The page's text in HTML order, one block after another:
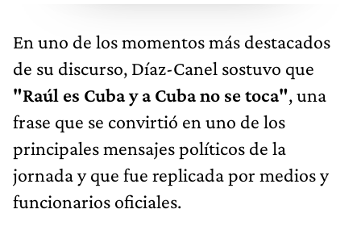
En uno de los momentos más destacados
de su discurso, Díaz-Canel sostuvo que
"Raúl es Cuba y a Cuba no se toca", una
frase que se convirtió en uno de los
principales mensajes políticos de la
jornada y que fue replicada por medios y
funcionarios oficiales.